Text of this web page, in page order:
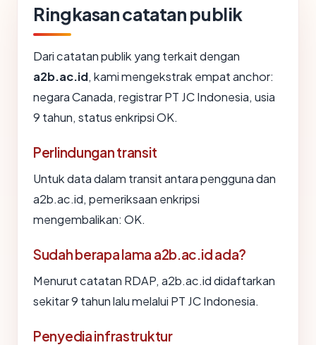
Ringkasan catatan publik
Dari catatan publik yang terkait dengan
a2b.ac.id, kami mengekstrak empat anchor:
negara Canada, registrar PT JC Indonesia, usia
9 tahun, status enkripsi OK.
Perlindungan transit
Untuk data dalam transit antara pengguna dan
a2b.ac.id, pemeriksaan enkripsi
mengembalikan: OK.
Sudah berapa lama a2b.ac.id ada?
Menurut catatan RDAP, a2b.ac.id didaftarkan
sekitar 9 tahun lalu melalui PT JC Indonesia.
Penyedia infrastruktur